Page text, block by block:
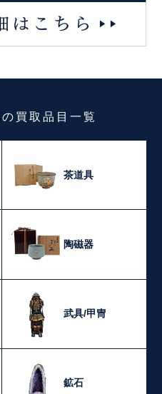
の買取品目一覧
茶道具
陶磁器
武具/甲冑
鉱石